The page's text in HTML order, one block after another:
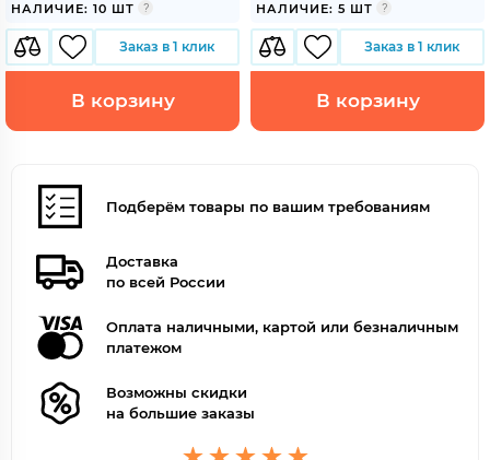
НАЛИЧИЕ: 10 ШТ
Заказ в 1 клик
В корзину
НАЛИЧИЕ: 5 ШТ
Заказ в 1 клик
В корзину
Подберём товары по вашим требованиям
Доставка
по всей России
Оплата наличными, картой или безналичным
платежом
Возможны скидки
на большие заказы